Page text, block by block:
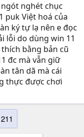
nghét chục
puk Việt hoá của
ký tự lạ nên e đọc
lỗi do dùng win 11
bằng bản cũ
đc mà vẫn giữ
tân dã mà cái
thực được chơi
211